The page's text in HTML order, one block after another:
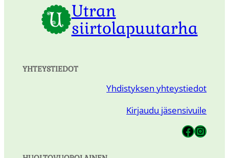
Utran
siirtolapuutarha
YHTEYSTIEDOT
Yhdistyksen yhteystiedot
Kirjaudu jäsensivuile
Utran Siirtolapuutarha Utran Siirtolapuutarha